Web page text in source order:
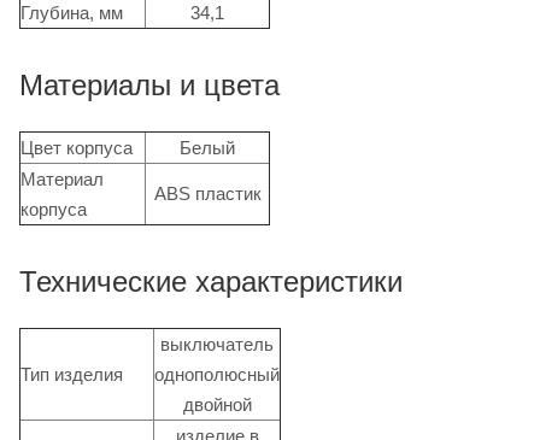
Глубина, мм 34,1
Материалы и цвета
Цвет корпуса
Белый
Материал
корпуса
ABS пластик
Технические характеристики
Тип изделия
выключатель
однополюсный
двойной